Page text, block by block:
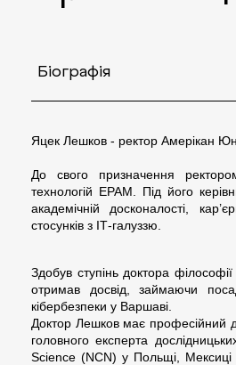
Біографія
Яцек Лешков - ректор Амерікан
До свого призначення
технологій EPAM. Під його
академічній досконалості,
стосунків з ІТ-галуззю.
Здобув ступінь доктора
отримав досвід, займаючи
кібербезпеки у Варшаві.
Доктор Лешков має професійний
головного експерта
Science (NCN) у Польщі, Мексиці